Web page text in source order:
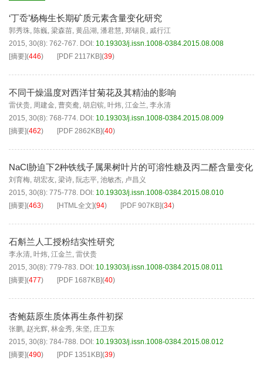
‘丁岙’杨梅生长期矿质元素含量变化研究
郭秀珠, 陈巍, 梁森苗, 黄品湖 , 潘君慧, 郑锡良 , 戚行江
2015, 30(8): 762-767. DOI: 10.19303/j.issn.1008-0384.2015.08.008
[摘要](446) [PDF 2117KB](39)
不同干燥温度对西洋甘菊花及其精油的影响
雷伏贵, 周建金, 曹奕鸯, 胡启镔, 叶炜, 江金兰, 李永清
2015, 30(8): 768-774. DOI: 10.19303/j.issn.1008-0384.2015.08.009
[摘要](462) [PDF 2862KB](40)
NaCl胁迫下2种铁线子属果树叶片的可溶性糖及丙二醛含量变化
刘育梅, 胡宏友, 梁诗, 阮志平, 池敏杰, 卢昌义
2015, 30(8): 775-778. DOI: 10.19303/j.issn.1008-0384.2015.08.010
[摘要](463) [HTML全文](94) [PDF 907KB](34)
石斛兰人工授粉结实性研究
李永清, 叶炜, 江金兰, 雷伏贵
2015, 30(8): 779-783. DOI: 10.19303/j.issn.1008-0384.2015.08.011
[摘要](477) [PDF 1687KB](40)
杏鲍菇原生质体再生条件初探
张鹏, 赵光辉, 林金秀, 朱坚, 庄卫东
2015, 30(8): 784-788. DOI: 10.19303/j.issn.1008-0384.2015.08.012
[摘要](490) [PDF 1351KB](39)